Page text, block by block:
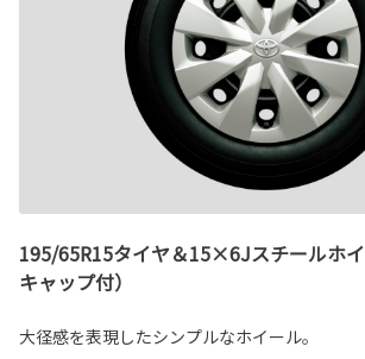
195/65R15タイヤ＆15×6Jスチールホ
キャップ付）
大径感を表現したシンプルなホイール。